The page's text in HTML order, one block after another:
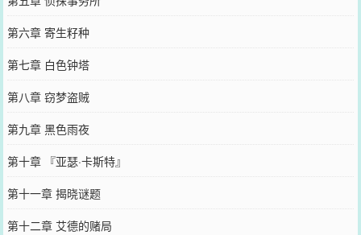
第六章 寄生籽种
第七章 白色钟塔
第八章 窃梦盗贼
第九章 黑色雨夜
第十章 『亚瑟·卡斯特』
第十一章 揭晓谜题
第十二章 艾德的赌局